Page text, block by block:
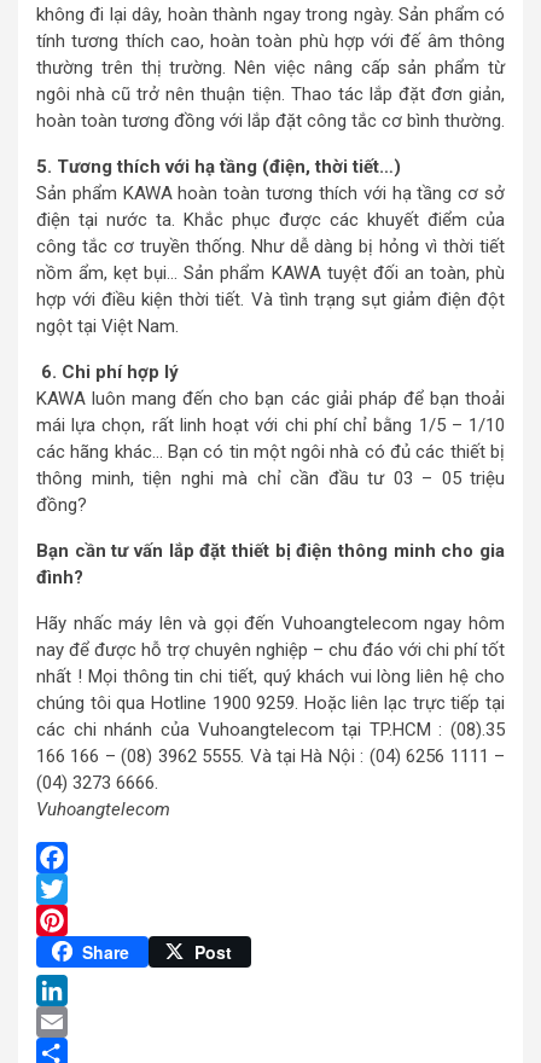
không đi lại dây, hoàn thành ngay trong ngày. Sản phẩm có
tính tương thích cao, hoàn toàn phù hợp với đế âm thông
thường trên thị trường. Nên việc nâng cấp sản phẩm từ
ngôi nhà cũ trở nên thuận tiện. Thao tác lắp đặt đơn giản,
hoàn toàn tương đồng với lắp đặt công tắc cơ bình thường.
5. Tương thích với hạ tầng (điện, thời tiết…)
Sản phẩm KAWA hoàn toàn tương thích với hạ tầng cơ sở
điện tại nước ta. Khắc phục được các khuyết điểm của
công tắc cơ truyền thống. Như dễ dàng bị hỏng vì thời tiết
nồm ẩm, kẹt bụi… Sản phẩm KAWA tuyệt đối an toàn, phù
hợp với điều kiện thời tiết. Và tình trạng sụt giảm điện đột
ngột tại Việt Nam.
6. Chi phí hợp lý
KAWA luôn mang đến cho bạn các giải pháp để bạn thoải
mái lựa chọn, rất linh hoạt với chi phí chỉ bằng 1/5 – 1/10
các hãng khác… Bạn có tin một ngôi nhà có đủ các thiết bị
thông minh, tiện nghi mà chỉ cần đầu tư 03 – 05 triệu
đồng?
Bạn cần tư vấn lắp đặt thiết bị điện thông minh cho gia
đình?
Hãy nhấc máy lên và gọi đến Vuhoangtelecom ngay hôm
nay để được hỗ trợ chuyên nghiệp – chu đáo với chi phí tốt
nhất ! Mọi thông tin chi tiết, quý khách vui lòng liên hệ cho
chúng tôi qua Hotline 1900 9259. Hoặc liên lạc trực tiếp tại
các chi nhánh của Vuhoangtelecom tại TP.HCM : (08).35
166 166 – (08) 3962 5555. Và tại Hà Nội : (04) 6256 1111 –
(04) 3273 6666.
Vuhoangtelecom
Facebook
Twitter
Pinterest
Share Post
LinkedIn
Email